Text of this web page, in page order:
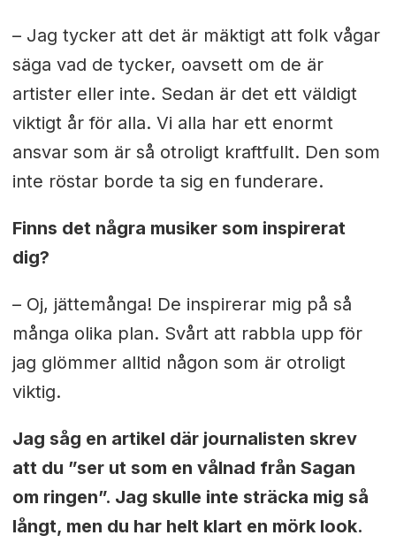
– Jag tycker att det är mäktigt att folk vågar
säga vad de tycker, oavsett om de är
artister eller inte. Sedan är det ett väldigt
viktigt år för alla. Vi alla har ett enormt
ansvar som är så otroligt kraftfullt. Den som
inte röstar borde ta sig en funderare.
Finns det några musiker som inspirerat
dig?
– Oj, jättemånga! De inspirerar mig på så
många olika plan. Svårt att rabbla upp för
jag glömmer alltid någon som är otroligt
viktig.
Jag såg en artikel där journalisten skrev
att du ”ser ut som en vålnad från Sagan
om ringen”. Jag skulle inte sträcka mig så
långt, men du har helt klart en mörk look.